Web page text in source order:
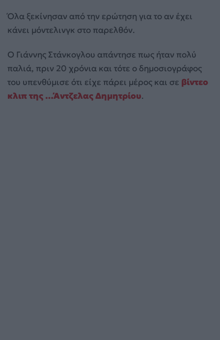
Όλα ξεκίνησαν από την ερώτηση για το αν έχει
κάνει μόντελινγκ στο παρελθόν.
Ο Γιάννης Στάνκογλου απάντησε πως ήταν πολύ
παλιά, πριν 20 χρόνια και τότε ο δημοσιογράφος
του υπενθύμισε ότι είχε πάρει μέρος και σε βίντεο
κλιπ της …Άντζελας Δημητρίου.